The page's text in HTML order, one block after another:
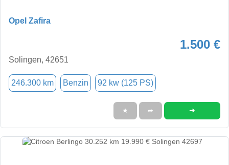
Opel Zafira
1.500 €
Solingen, 42651
246.300 km Benzin 92 kw (125 PS)
★ ➦ ➜